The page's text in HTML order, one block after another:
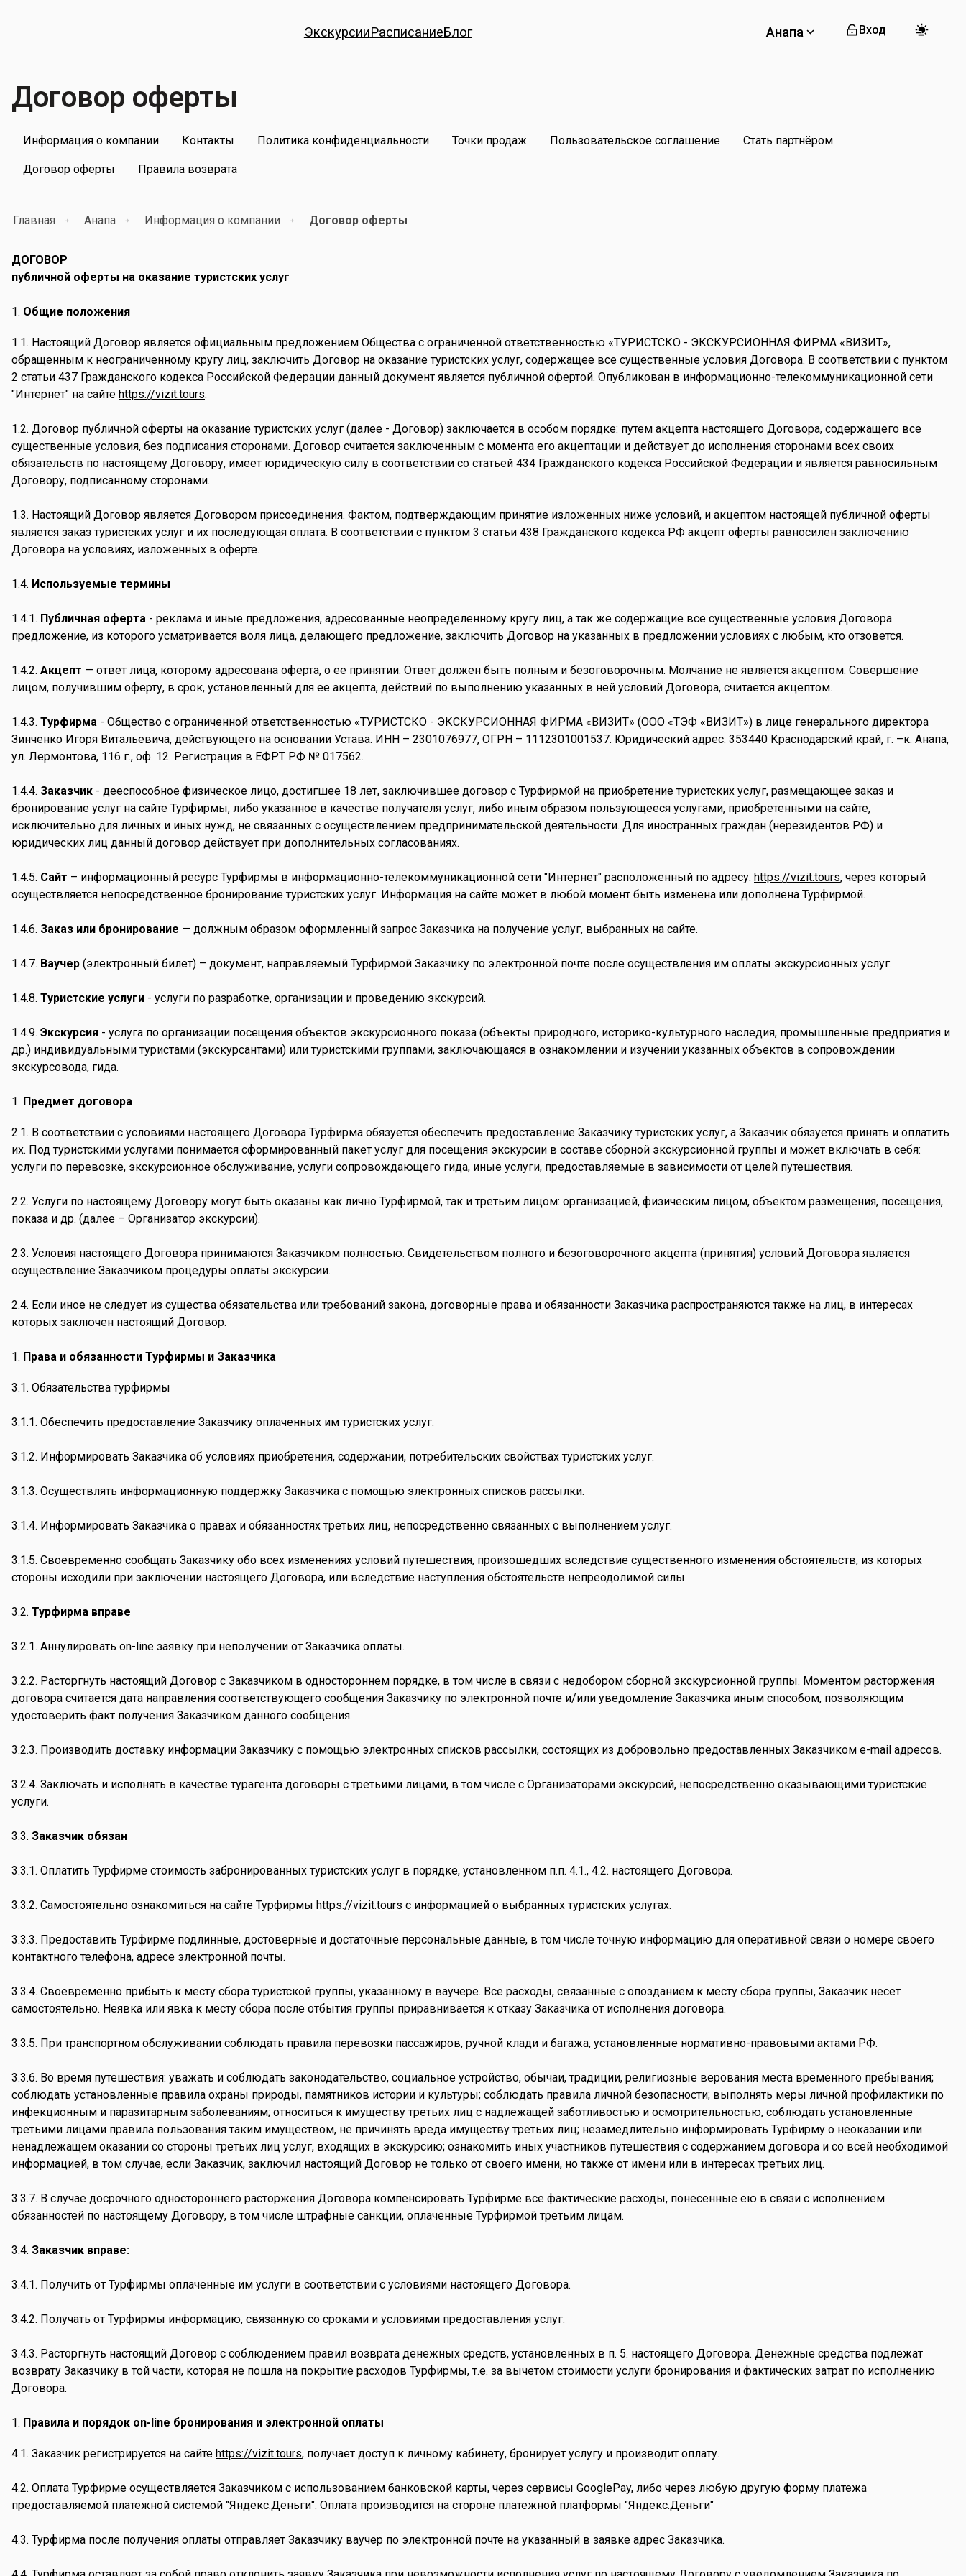
ЭкскурсииРасписаниеБлог Анапа Вход
Договор оферты
Информация о компании Контакты Политика конфиденциальности Точки продаж Пользовательское соглашение Стать партнёром
Договор оферты Правила возврата
Главная Анапа Информация о компании Договор оферты
ДОГОВОР
публичной оферты на оказание туристских услуг
Общие положения
1.1. Настоящий Договор является официальным предложением Общества с ограниченной ответственностью «ТУРИСТСКО - ЭКСКУРСИОННАЯ ФИРМА «ВИЗИТ»,
обращенным к неограниченному кругу лиц, заключить Договор на оказание туристских услуг, содержащее все существенные условия Договора. В соответствии с пунктом
2 статьи 437 Гражданского кодекса Российской Федерации данный документ является публичной офертой. Опубликован в информационно-телекоммуникационной сети
"Интернет" на сайте https://vizit.tours.
1.2. Договор публичной оферты на оказание туристских услуг (далее - Договор) заключается в особом порядке: путем акцепта настоящего Договора, содержащего все
существенные условия, без подписания сторонами. Договор считается заключенным с момента его акцептации и действует до исполнения сторонами всех своих
обязательств по настоящему Договору, имеет юридическую силу в соответствии со статьей 434 Гражданского кодекса Российской Федерации и является равносильным
Договору, подписанному сторонами.
1.3. Настоящий Договор является Договором присоединения. Фактом, подтверждающим принятие изложенных ниже условий, и акцептом настоящей публичной оферты
является заказ туристских услуг и их последующая оплата. В соответствии с пунктом 3 статьи 438 Гражданского кодекса РФ акцепт оферты равносилен заключению
Договора на условиях, изложенных в оферте.
1.4. Используемые термины
1.4.1. Публичная оферта - реклама и иные предложения, адресованные неопределенному кругу лиц, а так же содержащие все существенные условия Договора
предложение, из которого усматривается воля лица, делающего предложение, заключить Договор на указанных в предложении условиях с любым, кто отзовется.
1.4.2. Акцепт — ответ лица, которому адресована оферта, о ее принятии. Ответ должен быть полным и безоговорочным. Молчание не является акцептом. Совершение
лицом, получившим оферту, в срок, установленный для ее акцепта, действий по выполнению указанных в ней условий Договора, считается акцептом.
1.4.3. Турфирма - Общество с ограниченной ответственностью «ТУРИСТСКО - ЭКСКУРСИОННАЯ ФИРМА «ВИЗИТ» (ООО «ТЭФ «ВИЗИТ») в лице генерального директора
Зинченко Игоря Витальевича, действующего на основании Устава. ИНН – 2301076977, ОГРН – 1112301001537. Юридический адрес: 353440 Краснодарский край, г. –к. Анапа,
ул. Лермонтова, 116 г., оф. 12. Регистрация в ЕФРТ РФ № 017562.
1.4.4. Заказчик - дееспособное физическое лицо, достигшее 18 лет, заключившее договор с Турфирмой на приобретение туристских услуг, размещающее заказ и
бронирование услуг на сайте Турфирмы, либо указанное в качестве получателя услуг, либо иным образом пользующееся услугами, приобретенными на сайте,
исключительно для личных и иных нужд, не связанных с осуществлением предпринимательской деятельности. Для иностранных граждан (нерезидентов РФ) и
юридических лиц данный договор действует при дополнительных согласованиях.
1.4.5. Сайт – информационный ресурс Турфирмы в информационно-телекоммуникационной сети "Интернет" расположенный по адресу: https://vizit.tours, через который
осуществляется непосредственное бронирование туристских услуг. Информация на сайте может в любой момент быть изменена или дополнена Турфирмой.
1.4.6. Заказ или бронирование — должным образом оформленный запрос Заказчика на получение услуг, выбранных на сайте.
1.4.7. Ваучер (электронный билет) – документ, направляемый Турфирмой Заказчику по электронной почте после осуществления им оплаты экскурсионных услуг.
1.4.8. Туристские услуги - услуги по разработке, организации и проведению экскурсий.
1.4.9. Экскурсия - услуга по организации посещения объектов экскурсионного показа (объекты природного, историко-культурного наследия, промышленные предприятия и
др.) индивидуальными туристами (экскурсантами) или туристскими группами, заключающаяся в ознакомлении и изучении указанных объектов в сопровождении
экскурсовода, гида.
Предмет договора
2.1. В соответствии с условиями настоящего Договора Турфирма обязуется обеспечить предоставление Заказчику туристских услуг, а Заказчик обязуется принять и оплатить
их. Под туристскими услугами понимается сформированный пакет услуг для посещения экскурсии в составе сборной экскурсионной группы и может включать в себя:
услуги по перевозке, экскурсионное обслуживание, услуги сопровождающего гида, иные услуги, предоставляемые в зависимости от целей путешествия.
2.2. Услуги по настоящему Договору могут быть оказаны как лично Турфирмой, так и третьим лицом: организацией, физическим лицом, объектом размещения, посещения,
показа и др. (далее – Организатор экскурсии).
2.3. Условия настоящего Договора принимаются Заказчиком полностью. Свидетельством полного и безоговорочного акцепта (принятия) условий Договора является
осуществление Заказчиком процедуры оплаты экскурсии.
2.4. Если иное не следует из существа обязательства или требований закона, договорные права и обязанности Заказчика распространяются также на лиц, в интересах
которых заключен настоящий Договор.
Права и обязанности Турфирмы и Заказчика
3.1. Обязательства турфирмы
3.1.1. Обеспечить предоставление Заказчику оплаченных им туристских услуг.
3.1.2. Информировать Заказчика об условиях приобретения, содержании, потребительских свойствах туристских услуг.
3.1.3. Осуществлять информационную поддержку Заказчика с помощью электронных списков рассылки.
3.1.4. Информировать Заказчика о правах и обязанностях третьих лиц, непосредственно связанных с выполнением услуг.
3.1.5. Своевременно сообщать Заказчику обо всех изменениях условий путешествия, произошедших вследствие существенного изменения обстоятельств, из которых
стороны исходили при заключении настоящего Договора, или вследствие наступления обстоятельств непреодолимой силы.
3.2. Турфирма вправе
3.2.1. Аннулировать on-line заявку при неполучении от Заказчика оплаты.
3.2.2. Расторгнуть настоящий Договор с Заказчиком в одностороннем порядке, в том числе в связи с недобором сборной экскурсионной группы. Моментом расторжения
договора считается дата направления соответствующего сообщения Заказчику по электронной почте и/или уведомление Заказчика иным способом, позволяющим
удостоверить факт получения Заказчиком данного сообщения.
3.2.3. Производить доставку информации Заказчику с помощью электронных списков рассылки, состоящих из добровольно предоставленных Заказчиком e-mail адресов.
3.2.4. Заключать и исполнять в качестве турагента договоры с третьими лицами, в том числе с Организаторами экскурсий, непосредственно оказывающими туристские
услуги.
3.3. Заказчик обязан
3.3.1. Оплатить Турфирме стоимость забронированных туристских услуг в порядке, установленном п.п. 4.1., 4.2. настоящего Договора.
3.3.2. Самостоятельно ознакомиться на сайте Турфирмы https://vizit.tours с информацией о выбранных туристских услугах.
3.3.3. Предоставить Турфирме подлинные, достоверные и достаточные персональные данные, в том числе точную информацию для оперативной связи о номере своего
контактного телефона, адресе электронной почты.
3.3.4. Своевременно прибыть к месту сбора туристской группы, указанному в ваучере. Все расходы, связанные с опозданием к месту сбора группы, Заказчик несет
самостоятельно. Неявка или явка к месту сбора после отбытия группы приравнивается к отказу Заказчика от исполнения договора.
3.3.5. При транспортном обслуживании соблюдать правила перевозки пассажиров, ручной клади и багажа, установленные нормативно-правовыми актами РФ.
3.3.6. Во время путешествия: уважать и соблюдать законодательство, социальное устройство, обычаи, традиции, религиозные верования места временного пребывания;
соблюдать установленные правила охраны природы, памятников истории и культуры; соблюдать правила личной безопасности; выполнять меры личной профилактики по
инфекционным и паразитарным заболеваниям; относиться к имуществу третьих лиц с надлежащей заботливостью и осмотрительностью, соблюдать установленные
третьими лицами правила пользования таким имуществом, не причинять вреда имуществу третьих лиц; незамедлительно информировать Турфирму о неоказании или
ненадлежащем оказании со стороны третьих лиц услуг, входящих в экскурсию; ознакомить иных участников путешествия с содержанием договора и со всей необходимой
информацией, в том случае, если Заказчик, заключил настоящий Договор не только от своего имени, но также от имени или в интересах третьих лиц.
3.3.7. В случае досрочного одностороннего расторжения Договора компенсировать Турфирме все фактические расходы, понесенные ею в связи с исполнением
обязанностей по настоящему Договору, в том числе штрафные санкции, оплаченные Турфирмой третьим лицам.
3.4. Заказчик вправе:
3.4.1. Получить от Турфирмы оплаченные им услуги в соответствии с условиями настоящего Договора.
3.4.2. Получать от Турфирмы информацию, связанную со сроками и условиями предоставления услуг.
3.4.3. Расторгнуть настоящий Договор с соблюдением правил возврата денежных средств, установленных в п. 5. настоящего Договора. Денежные средства подлежат
возврату Заказчику в той части, которая не пошла на покрытие расходов Турфирмы, т.е. за вычетом стоимости услуги бронирования и фактических затрат по исполнению
Договора.
Правила и порядок on-line бронирования и электронной оплаты
4.1. Заказчик регистрируется на сайте https://vizit.tours, получает доступ к личному кабинету, бронирует услугу и производит оплату.
4.2. Оплата Турфирме осуществляется Заказчиком с использованием банковской карты, через сервисы GooglePay, либо через любую другую форму платежа
предоставляемой платежной системой "Яндекс.Деньги". Оплата производится на стороне платежной платформы "Яндекс.Деньги"
4.3. Турфирма после получения оплаты отправляет Заказчику ваучер по электронной почте на указанный в заявке адрес Заказчика.